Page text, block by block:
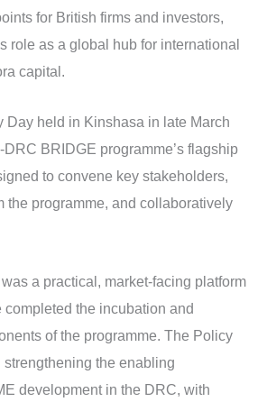
for British firms and investors,
role as a global hub for international
capital.
Day held in Kinshasa in late March
BRIDGE programme’s flagship
to convene key stakeholders,
the programme, and collaboratively
a practical, market-facing platform
completed the incubation and
of the programme. The Policy
the enabling
development in the DRC, with